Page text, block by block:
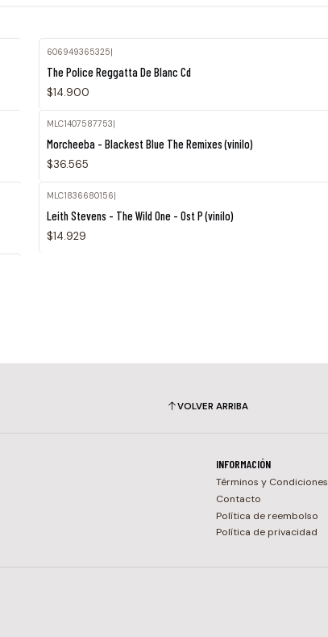
606949365325|
The Police Reggatta De Blanc Cd
$14.900
MLC1407587753|
Morcheeba - Blackest Blue The Remixes (vinilo)
$36.565
MLC1836680156
Leith Stevens - The Wild One - Ost P (vinilo)
$14.929
VOLVER ARRIBA
INFORMACIÓN
Términos y Condiciones
Contacto
Política de reembolso
Política de privacidad